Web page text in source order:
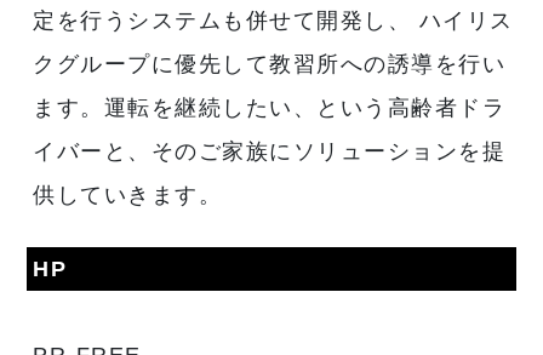
定を行うシステムも併せて開発し、 ハイリス
クグループに優先して教習所への誘導を行い
ます。運転を継続したい、という高齢者ドラ
イバーと、そのご家族にソリューションを提
供していきます。
HP